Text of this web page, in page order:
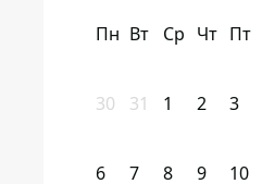
Пн Вт Ср Чт Пт
30 31 1 2 3
6 7 8 9 10